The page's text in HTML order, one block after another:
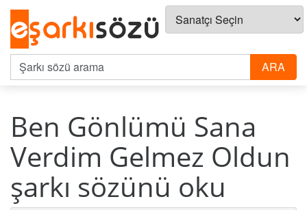
Ben Gönlümü Sana
Verdim Gelmez Oldun
şarkı sözünü oku